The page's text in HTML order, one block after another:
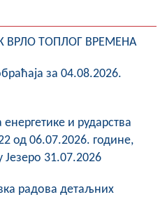
ВРЛО ТОПЛОГ ВРЕМЕНА
за 04.08.2026.
и рударства
од 06.07.2026. године,
31.07.2026
радова детаљних